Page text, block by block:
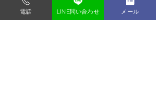
最新記事 すべて表示
電話 LINE問い合わせ メール